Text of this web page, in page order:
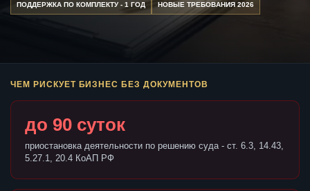
ПОДДЕРЖКА ПО КОМПЛЕКТУ - 1 ГОД НОВЫЕ ТРЕБОВАНИЯ 2026
ЧЕМ РИСКУЕТ БИЗНЕС БЕЗ ДОКУМЕНТОВ
до 90 суток
приостановка деятельности по решению суда - ст. 6.3, 14.43,
5.27.1, 20.4 КоАП РФ